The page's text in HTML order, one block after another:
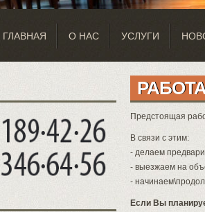
ГЛАВНАЯ О НАС УСЛУГИ
Предстоящая
В связи с этим:
- делаем
- выезжаем на
-
Если Вы